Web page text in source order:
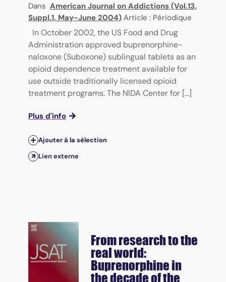
Dans American Journal on Addictions (Vol.13,
Suppl.1, May-June 2004) Article : Périodique
In October 2002, the US Food and Drug
Administration approved buprenorphine-
naloxone (Suboxone) sublingual tablets as an
opioid dependence treatment available for
use outside traditionally licensed opioid
treatment programs. The NIDA Center for [...]
Plus d'info
Ajouter à la sélection
Lien externe
From research to the
real world:
Buprenorphine in
the decade of the